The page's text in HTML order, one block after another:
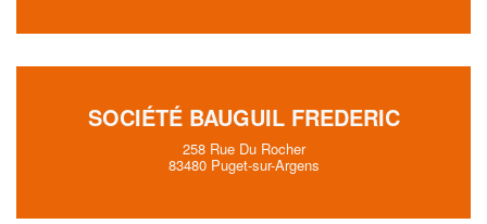
SOCIÉTÉ BAUGUIL FREDERIC
258 Rue Du Rocher
83480 Puget-sur-Argens